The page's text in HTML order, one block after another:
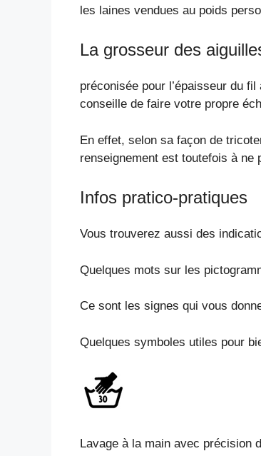
les laines vendues au poids
La grosseur des
préconisée pour l’épaisseur du
conseille de faire votre propre
En effet, selon sa façon de
renseignement est toutefois à ne
Infos pratico-pratiques
Vous trouverez aussi des
Quelques mots sur les
Ce sont les signes qui vous
Quelques symboles utiles pour
Lavage à la main avec précision